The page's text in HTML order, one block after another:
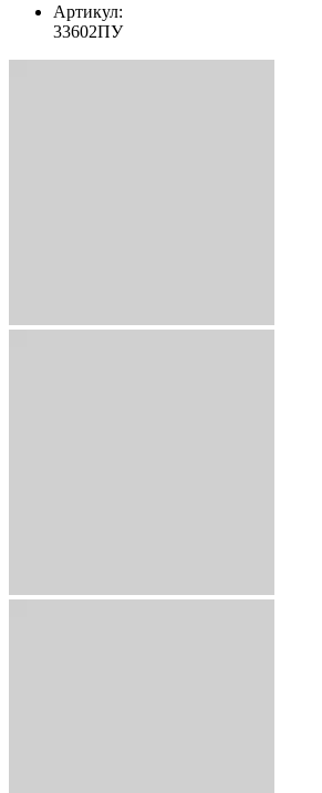
Артикул:
33602ПУ